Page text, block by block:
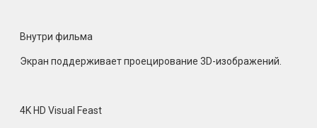
Внутри фильма
Экран поддерживает проецирование 3D-изображений.
4K HD Visual Feast